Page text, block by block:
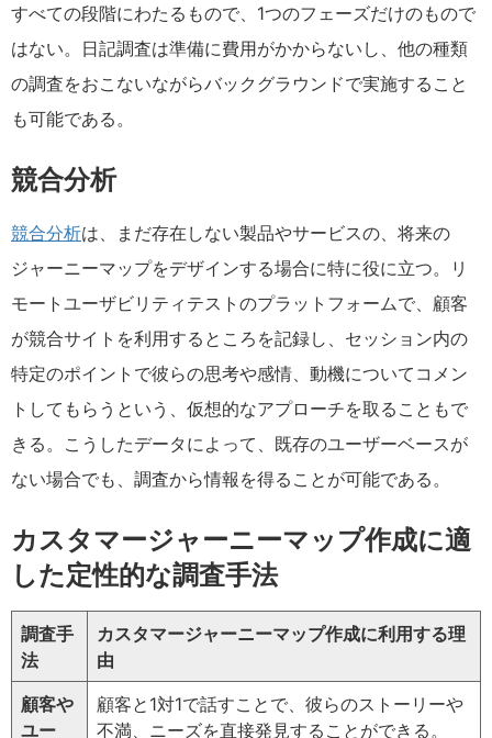
すべての段階にわたるもので、1つのフェーズだけのもので
はない。日記調査は準備に費用がかからないし、他の種類
の調査をおこないながらバックグラウンドで実施すること
も可能である。
競合分析
競合分析は、まだ存在しない製品やサービスの、将来の
ジャーニーマップをデザインする場合に特に役に立つ。リ
モートユーザビリティテストのプラットフォームで、顧客
が競合サイトを利用するところを記録し、セッション内の
特定のポイントで彼らの思考や感情、動機についてコメン
トしてもらうという、仮想的なアプローチを取ることもで
きる。こうしたデータによって、既存のユーザーベースが
ない場合でも、調査から情報を得ることが可能である。
カスタマージャーニーマップ作成に適
した定性的な調査手法
調査手
法
カスタマージャーニーマップ作成に利用する理
由
顧客や
ユー
顧客と1対1で話すことで、彼らのストーリーや
不満、ニーズを直接発見することができる。